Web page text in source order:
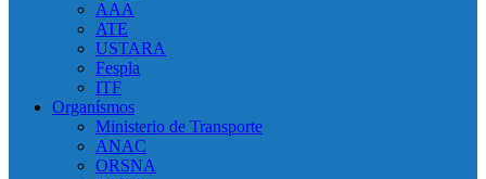
AAA
ATE
USTARA
Fespla
ITF
Organísmos
Ministerio de Transporte
ANAC
ORSNA